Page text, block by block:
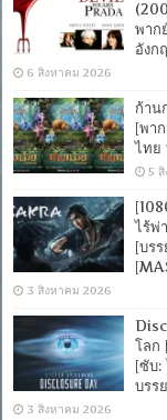
พาก
อังก
6 สิงหาคม 2026
ก้าน
[พา
ไทย
5
ไร้พ่
[บร
3 สิงหาคม 2026
โลก
[ซับ:
บรร
3 สิงหาคม 2026